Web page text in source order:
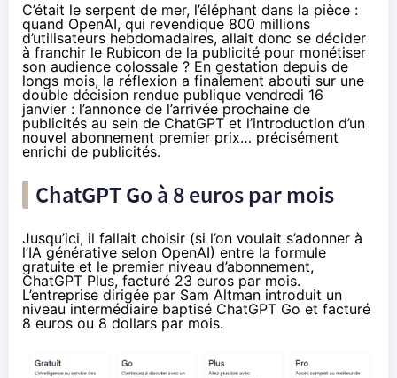
C’était le serpent de mer, l’éléphant dans la pièce :
quand OpenAI, qui revendique 800 millions
d’utilisateurs hebdomadaires, allait donc se décider
à franchir le Rubicon de la publicité pour monétiser
son audience colossale ? En gestation depuis de
longs mois, la réflexion a finalement abouti sur une
double décision rendue publique vendredi 16
janvier : l’annonce de l’arrivée prochaine de
publicités au sein de ChatGPT et l’introduction d’un
nouvel abonnement premier prix… précisément
enrichi de publicités.
ChatGPT Go à 8 euros par mois
Jusqu’ici, il fallait choisir (si l’on voulait s’adonner à
l’IA générative selon OpenAI) entre la formule
gratuite et le premier niveau d’abonnement,
ChatGPT Plus, facturé 23 euros par mois.
L’entreprise dirigée par Sam Altman introduit un
niveau intermédiaire baptisé ChatGPT Go et facturé
8 euros ou 8 dollars par mois.